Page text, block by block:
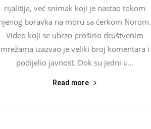
rijalitija, već snimak koji je nastao tokom
boravka na moru sa ćerkom Norom.
Video koji se ubrzo proširio društvenim
mrežama izazvao je veliki broj komentara i
podijelio javnost. Dok su jedni u...
Read more